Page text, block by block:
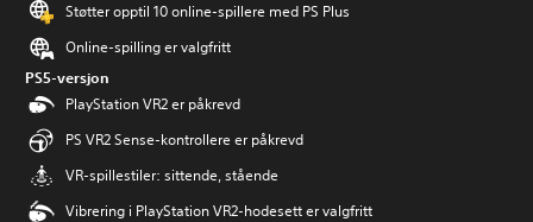
Støtter opptil 10 online-spillere med PS Plus
Online-spilling er valgfritt
PS5-versjon
PlayStation VR2 er påkrevd
PS VR2 Sense-kontrollere er påkrevd
VR-spillestiler: sittende, stående
Vibrering i PlayStation VR2-hodesett er valgfritt